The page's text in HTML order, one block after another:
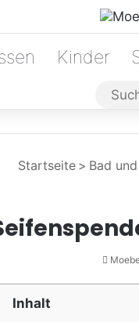
Kinder
Startseite > Bad
Inhalt